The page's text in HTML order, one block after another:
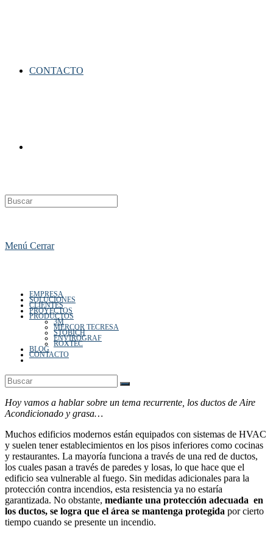
CONTACTO
de
la
web
Menú Cerrar
EMPRESA
SOLUCIONES
CLIENTES
PROYECTOS
PRODUCTOS
3M
MERCOR TECRESA
STOBICH
ENVIROGRAF
ROXTEC
BLOG
CONTACTO
Alternar
de
la
Hoy vamos a hablar sobre un tema recurrente, los ductos de Aire
Acondicionado y grasa…
Muchos edificios modernos están equipados con sistemas de HVAC
y suelen tener establecimientos en los pisos inferiores como cocinas
y restaurantes. La mayoría funciona a través de una red de ductos,
los cuales pasan a través de paredes y losas, lo que hace que el
edificio sea vulnerable al fuego. Sin medidas adicionales para la
protección contra incendios, esta resistencia ya no estaría
garantizada. No obstante, mediante una protección adecuada en
los ductos, se logra que el área se mantenga protegida por cierto
tiempo cuando se presente un incendio.